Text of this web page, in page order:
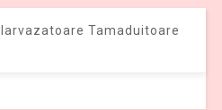
Tamaduitoare